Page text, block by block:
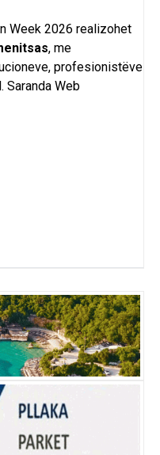
Week 2026 realizohet
, me
profesionistëve
Saranda Web